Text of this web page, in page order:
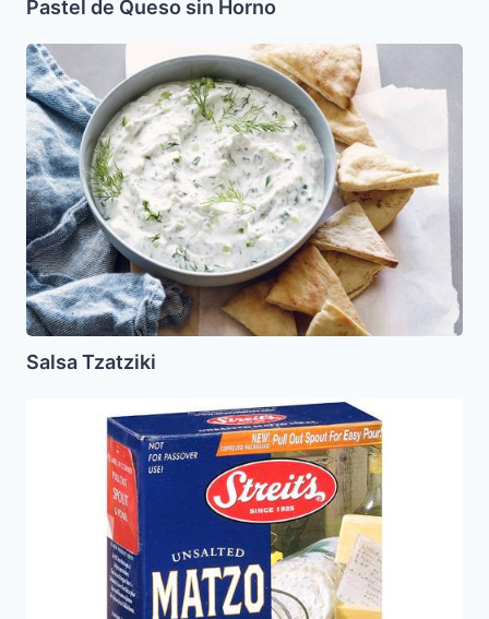
Pastel de Queso sin Horno
Salsa
Tzatziki
Salsa Tzatziki